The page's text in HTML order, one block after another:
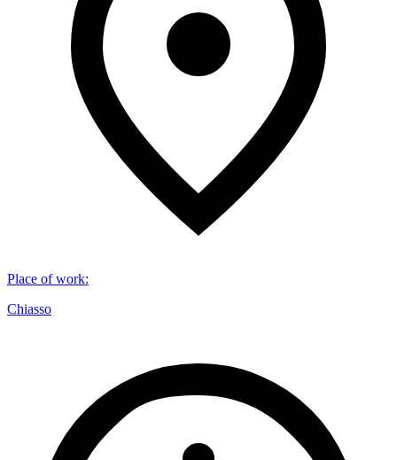
Place of work:
Chiasso